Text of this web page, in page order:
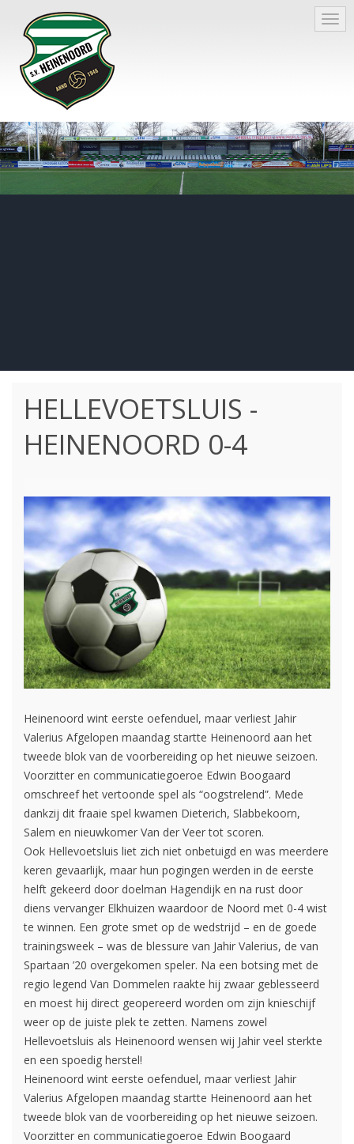
HELLEVOETSLUIS -
HEINENOORD 0-4
Heinenoord wint eerste oefenduel, maar verliest Jahir
Valerius Afgelopen maandag startte Heinenoord aan het
tweede blok van de voorbereiding op het nieuwe seizoen.
Voorzitter en communicatiegoeroe Edwin Boogaard
omschreef het vertoonde spel als “oogstrelend”. Mede
dankzij dit fraaie spel kwamen Dieterich, Slabbekoorn,
Salem en nieuwkomer Van der Veer tot scoren.
Ook Hellevoetsluis liet zich niet onbetuigd en was meerdere
keren gevaarlijk, maar hun pogingen werden in de eerste
helft gekeerd door doelman Hagendijk en na rust door
diens vervanger Elkhuizen waardoor de Noord met 0-4 wist
te winnen. Een grote smet op de wedstrijd – en de goede
trainingsweek – was de blessure van Jahir Valerius, de van
Spartaan ’20 overgekomen speler. Na een botsing met de
regio legend Van Dommelen raakte hij zwaar geblesseerd
en moest hij direct geopereerd worden om zijn knieschijf
weer op de juiste plek te zetten. Namens zowel
Hellevoetsluis als Heinenoord wensen wij Jahir veel sterkte
en een spoedig herstel!
Heinenoord wint eerste oefenduel, maar verliest Jahir
Valerius Afgelopen maandag startte Heinenoord aan het
tweede blok van de voorbereiding op het nieuwe seizoen.
Voorzitter en communicatiegoeroe Edwin Boogaard